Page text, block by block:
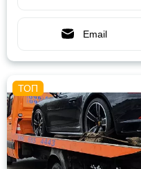
Email